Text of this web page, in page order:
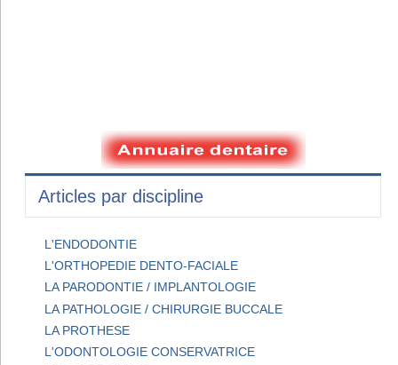
Articles par discipline
L'ENDODONTIE
L'ORTHOPEDIE DENTO-FACIALE
LA PARODONTIE / IMPLANTOLOGIE
LA PATHOLOGIE / CHIRURGIE BUCCALE
LA PROTHESE
L'ODONTOLOGIE CONSERVATRICE